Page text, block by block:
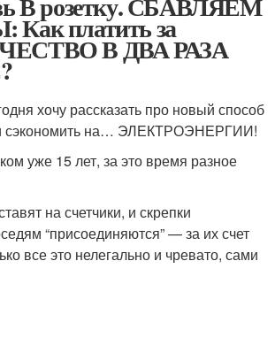
платить за
В ДВА РАЗА
хочу рассказать про новый способ
сэкономить на… ЭЛЕКТРОЭНЕРГИИ!
уже 15 лет, за это время разное
на счетчики, и скрепки
“присоединяются” — за их счет
все это нелегально и чревато, сами